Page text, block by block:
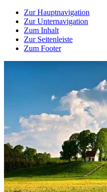
Zur Hauptnavigation
Zur Unternavigation
Zum Inhalt
Zur Seitenleiste
Zum Footer